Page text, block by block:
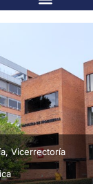
,Vicerrectoría